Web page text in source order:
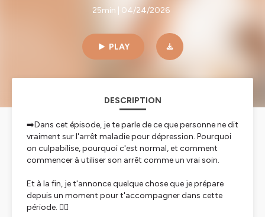
25min | 04/24/2026
PLAY
DESCRIPTION
➡️Dans cet épisode, je te parle de ce que personne ne dit
vraiment sur l'arrêt maladie pour dépression. Pourquoi
on culpabilise, pourquoi c'est normal, et comment
commencer à utiliser son arrêt comme un vrai soin.
Et à la fin, je t'annonce quelque chose que je prépare
depuis un moment pour t'accompagner dans cette
période. ✌🏾